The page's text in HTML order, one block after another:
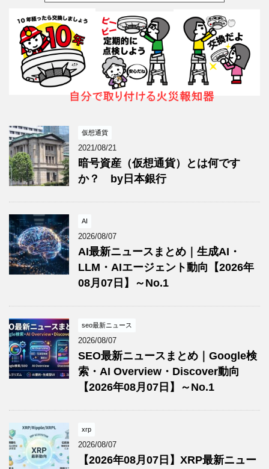
仮想通貨
2021/08/21
暗号資産（仮想通貨）とは何です
か？ by日本銀行
AI
2026/08/07
AI最新ニュースまとめ｜生成AI・
LLM・AIエージェント動向【2026年
08月07日】～No.1
seo最新ニュース
2026/08/07
SEO最新ニュースまとめ｜Google検
索・AI Overview・Discover動向
【2026年08月07日】～No.1
xrp
2026/08/07
【2026年08月07日】XRP最新ニュー